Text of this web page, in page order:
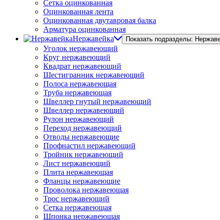
Сетка оцинкованная
Оцинкованная лента
Оцинкованная двутавровая балка
Арматура оцинкованная
Нержавейка
Показать подразделы:
Уголок нержавеющий
Круг нержавеющий
Квадрат нержавеющий
Шестигранник нержавеющий
Полоса нержавеющая
Труба нержавеющая
Швеллер гнутый нержавеющий
Швеллер нержавеющий
Рулон нержавеющий
Переход нержавеющий
Отводы нержавеющие
Профнастил нержавеющий
Тройник нержавеющий
Лист нержавеющий
Плита нержавеющая
Фланцы нержавеющие
Проволока нержавеющая
Трос нержавеющий
Сетка нержавеющая
Шпонка нержавеющая